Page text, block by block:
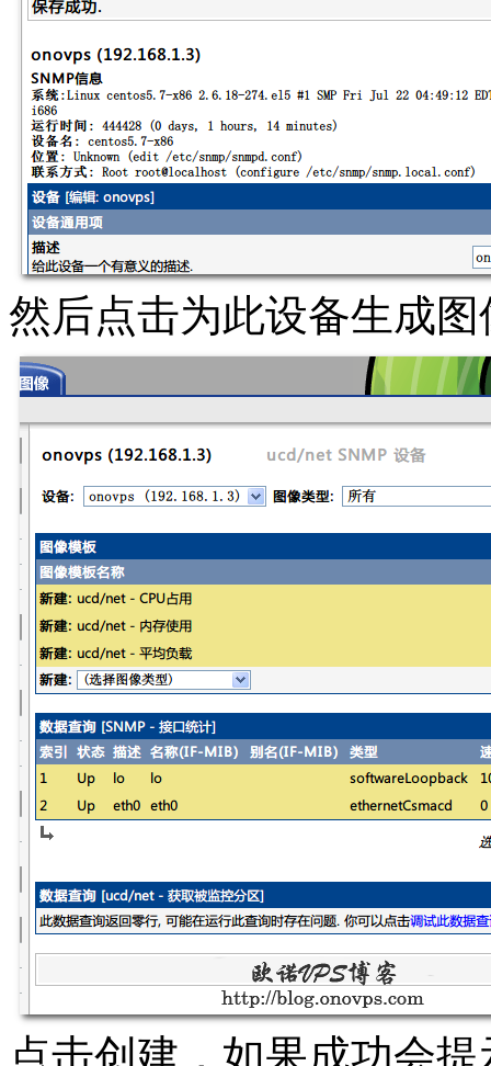
然后点击为此设备生成
点击创建，如果成功会提